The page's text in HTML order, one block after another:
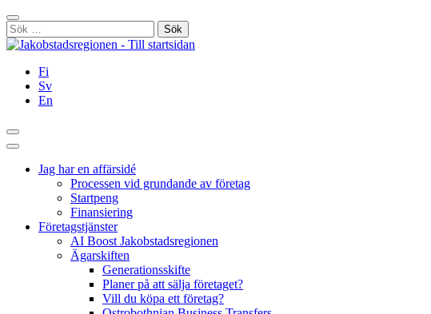
Hoppa
till
innehållet
Stäng
Sök
efter:
Fi
Sv
En
Sök
Huvudmeny
Jag har en affärsidé
Processen vid grundande av företag
Startpeng
Finansiering
Företagstjänster
AI Boost Jakobstadsregionen
Ägarskiften
Generationsskifte
Planer på att sälja företaget?
Vill du köpa ett företag?